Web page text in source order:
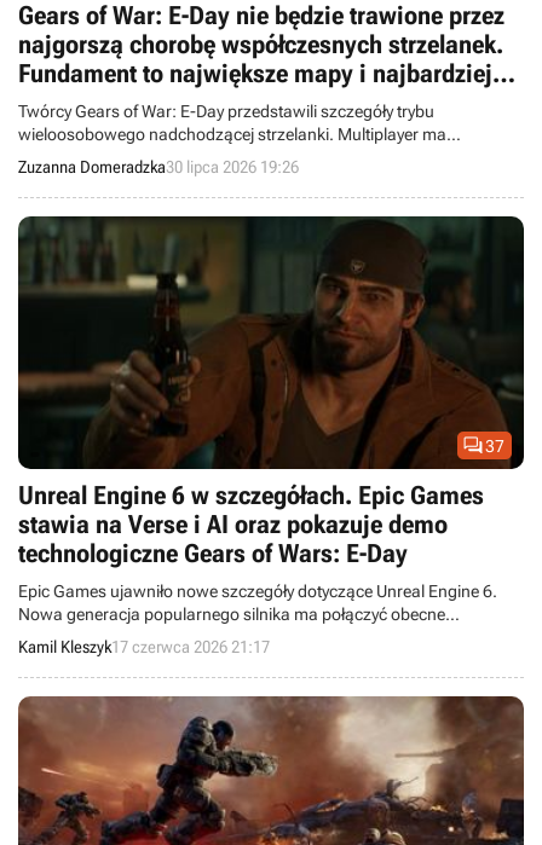
Gears of War: E-Day nie będzie trawione przez
najgorszą chorobę współczesnych strzelanek.
Fundament to największe mapy i najbardziej
szalony tryb w całej serii
Twórcy Gears of War: E-Day przedstawili szczegóły trybu
wieloosobowego nadchodzącej strzelanki. Multiplayer ma
przyciągnąć graczy największymi w historii serii mapami, nowym
trybem i brakiem przepustek sezonowych.
Zuzanna Domeradzka30 lipca 2026 19:26
37
Unreal Engine 6 w szczegółach. Epic Games
stawia na Verse i AI oraz pokazuje demo
technologiczne Gears of Wars: E-Day
Epic Games ujawniło nowe szczegóły dotyczące Unreal Engine 6.
Nowa generacja popularnego silnika ma połączyć obecne
technologie firmy, postawić na nowy model programowania i szerzej
wykorzystać sztuczną inteligencję.
Kamil Kleszyk17 czerwca 2026 21:17